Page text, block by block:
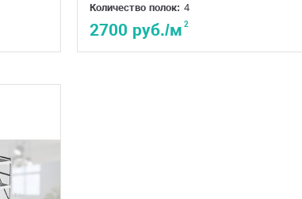
Количество полок: 4
2700 руб./м 2